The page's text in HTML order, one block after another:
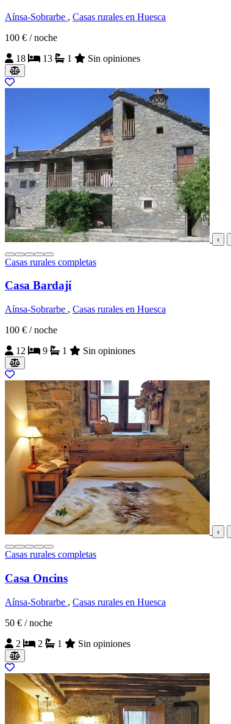
Aínsa-Sobrarbe , Casas rurales en Huesca
100 € / noche
18
13 1 Sin opiniones
‹
Casas rurales completas
Casa Bardají
Aínsa-Sobrarbe , Casas rurales en Huesca
100 € / noche
12
9 1 Sin opiniones
‹
Casas rurales completas
Casa Oncins
Aínsa-Sobrarbe , Casas rurales en Huesca
50 € / noche
2
2 1 Sin opiniones